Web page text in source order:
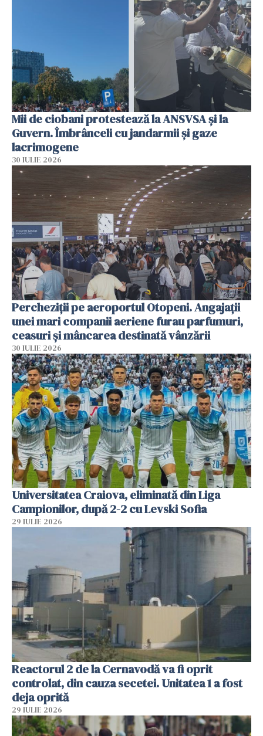
Mii de ciobani protestează la ANSVSA și la
Guvern. Îmbrânceli cu jandarmii și gaze
lacrimogene
30 IULIE 2026
Percheziții pe aeroportul Otopeni. Angajații
unei mari companii aeriene furau parfumuri,
ceasuri și mâncarea destinată vânzării
30 IULIE 2026
Universitatea Craiova, eliminată din Liga
Campionilor, după 2-2 cu Levski Sofia
29 IULIE 2026
Reactorul 2 de la Cernavodă va fi oprit
controlat, din cauza secetei. Unitatea 1 a fost
deja oprită
29 IULIE 2026